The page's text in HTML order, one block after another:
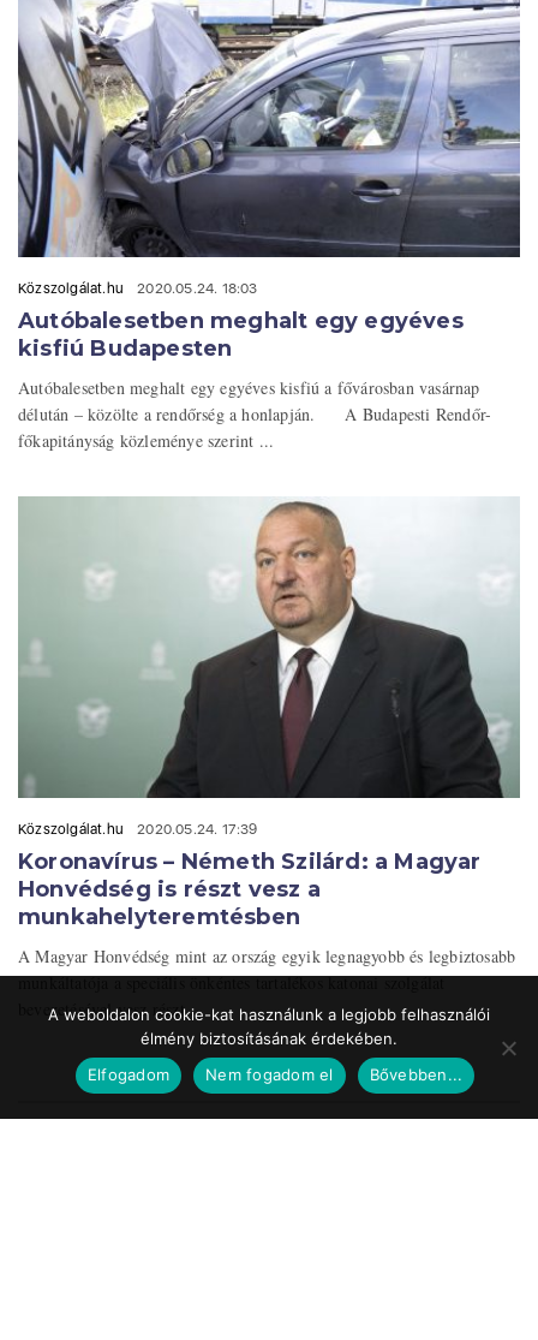
Közszolgálat.hu 2020.05.24. 18:03
Autóbalesetben meghalt egy egyéves
kisfiú Budapesten
Autóbalesetben meghalt egy egyéves kisfiú a fővárosban vasárnap
délután – közölte a rendőrség a honlapján. A Budapesti Rendőr-
főkapitányság közleménye szerint ...
Közszolgálat.hu 2020.05.24. 17:39
Koronavírus – Németh Szilárd: a Magyar
Honvédség is részt vesz a
munkahelyteremtésben
A Magyar Honvédség mint az ország egyik legnagyobb és legbiztosabb
munkáltatója a speciális önkéntes tartalékos katonai szolgálat
bevezetésével vesz részt ...
A weboldalon cookie-kat használunk a legjobb felhasználói
élmény biztosításának érdekében.
Elfogadom
Nem fogadom el Bővebben...